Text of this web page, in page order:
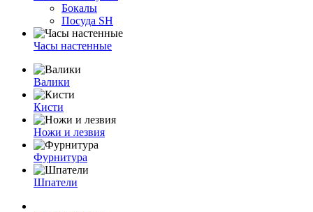
Бокалы
Посуда SH
Часы настенные
Валики
Кисти
Ножи и лезвия
Фурнитура
Шпатели